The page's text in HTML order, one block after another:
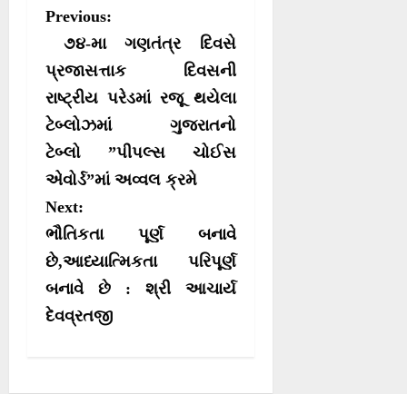
e
o
n
i
t
t
e
)
o
n
o
o
o
n
A
p
p
o
n
r
a
m
P
s
t
n
a
v
i
g
a
t
Previous:
૭૪-મા ગણતંત્ર દિવસે
પ્રજાસત્તાક દિવસની
રાષ્ટ્રીય પરેડમાં રજૂ થયેલા
ટેબ્લોઝમાં ગુજરાતનો
ટેબ્લો ”પીપલ્સ ચોઈસ
એવોર્ડ”માં અવ્વલ ક્રમે
Next:
ભૌતિકતા પૂર્ણ બનાવે
છે,આધ્યાત્મિકતા પરિપૂર્ણ
બનાવે છે : શ્રી આચાર્ય
દેવવ્રતજી